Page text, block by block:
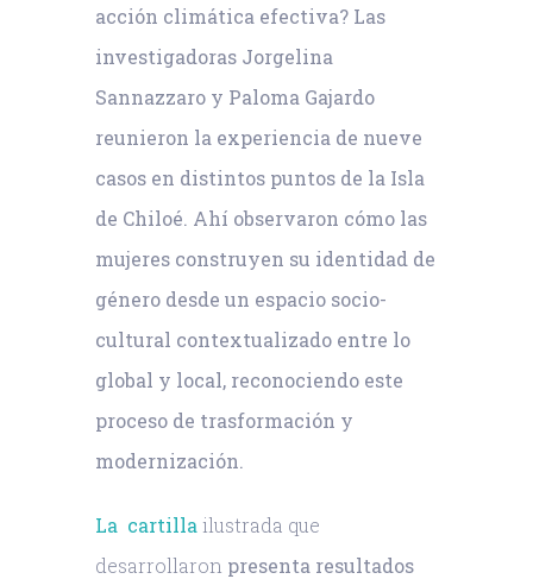
acción climática efectiva? Las
investigadoras Jorgelina
Sannazzaro y Paloma Gajardo
reunieron la experiencia de nueve
casos en distintos puntos de la Isla
de Chiloé. Ahí observaron cómo las
mujeres construyen su identidad de
género desde un espacio socio-
cultural contextualizado entre lo
global y local, reconociendo este
proceso de trasformación y
modernización.
La cartilla ilustrada que
desarrollaron presenta resultados